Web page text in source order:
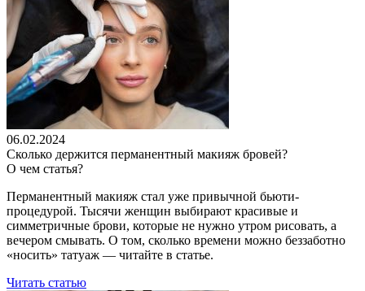
06.02.2024
Сколько держится перманентный макияж бровей?
О чем статья?
Перманентный макияж стал уже привычной бьюти-
процедурой. Тысячи женщин выбирают красивые и
симметричные брови, которые не нужно утром рисовать, а
вечером смывать. О том, сколько времени можно беззаботно
«носить» татуаж — читайте в статье.
Читать статью